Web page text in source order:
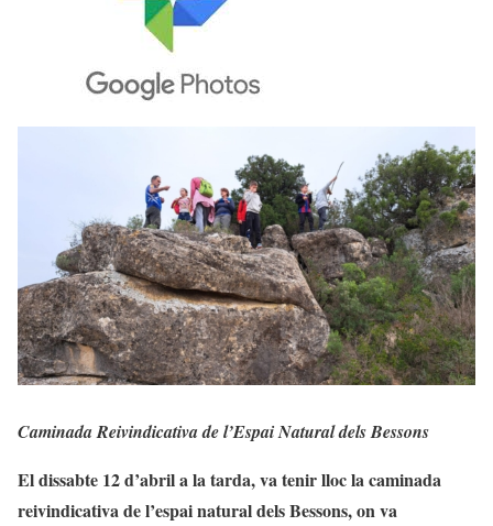
Caminada Reivindicativa de l’Espai Natural dels Bessons
El dissabte 12 d’abril a la tarda, va tenir lloc la caminada
reivindicativa de l’espai natural dels Bessons, on va